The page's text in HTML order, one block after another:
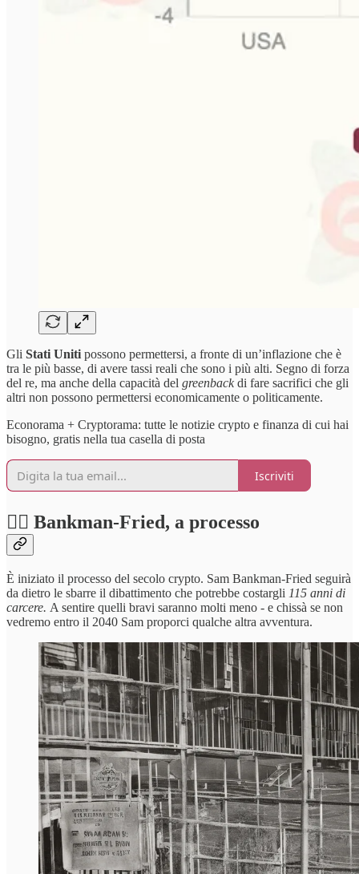
Gli Stati Uniti possono permettersi, a fronte di un’inflazione che è
tra le più basse, di avere tassi reali che sono i più alti. Segno di forza
del re, ma anche della capacità del greenbackdi fare sacrifici che gli
altri non possono permettersi economicamente o politicamente.
Econorama + Cryptorama: tutte le notizie crypto e finanza di cui hai
bisogno, gratis nella tua casella di posta
Iscriviti
🧑‍⚖️ Bankman-Fried, a processo
È iniziato il processo del secolo crypto. Sam Bankman-Fried seguirà
da dietro le sbarre il dibattimento che potrebbe costargli 115 anni di
carcere. A sentire quelli bravi saranno molti meno - e chissà se non
vedremo entro il 2040 Sam proporci qualche altra avventura.